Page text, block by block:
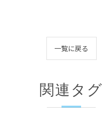
一覧に戻る
関連タグ